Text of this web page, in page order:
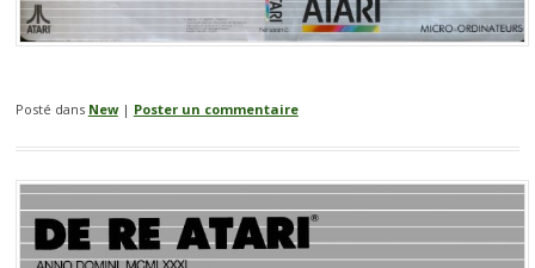
Posté dans New | Poster un commentaire